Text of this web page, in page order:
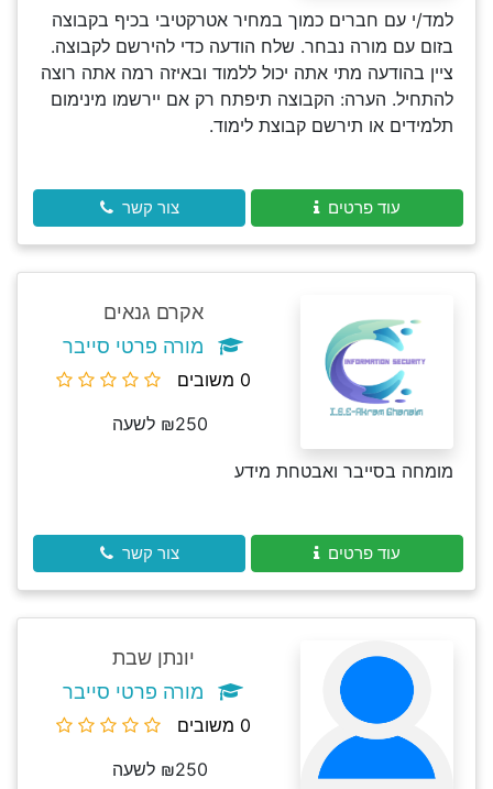
למד/י עם חברים כמוך במחיר אטרקטיבי בכיף בקבוצה
בזום עם מורה נבחר. שלח הודעה כדי להירשם לקבוצה.
ציין בהודעה מתי אתה יכול ללמוד ובאיזה רמה אתה רוצה
להתחיל. הערה: הקבוצה תיפתח רק אם יירשמו מינימום
תלמידים או תירשם קבוצת לימוד.
עוד פרטים צור קשר
אקרם גנאים
מורה פרטי סייבר
0 משובים
₪250 לשעה
מומחה בסייבר ואבטחת מידע
עוד פרטים צור קשר
יונתן שבת
מורה פרטי סייבר
0 משובים
₪250 לשעה